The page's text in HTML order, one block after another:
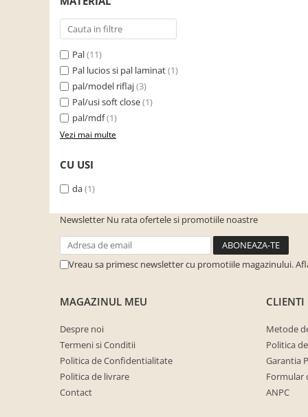
Seturi de gradina
Electrocasnice incorporabile
,Chiuvete si baterii
Baterii bucatarie
Chiuvete bucatarie
Cuptoare cu microunde
Masini de spalat vase
Oale sub presiune
Plite incorporabile
Storcatoare
Saltele ,Perne,Topper
Paturi tapitate , Canapele si Coltare
la comanda !
Coltare/canapele in L
Paturi tapitate dormitor
Pal(11)
Pal lucios si pal laminat(1)
pal/model riflaj(3)
Pal/usi soft close(1)
pal/mdf(1)
Vezi mai multe
CU USI
da(1)
Newsletter Nu rata ofertele si promotiile noastre
Vreau sa primesc newsletter cu promotiile magazinului.
MAGAZINUL MEU
Despre noi
Termeni si Conditii
Politica de Confidentialitate
Politica de livrare
Contact
CLIENTI
Metode
Politica
Garantia
Formular
ANPC